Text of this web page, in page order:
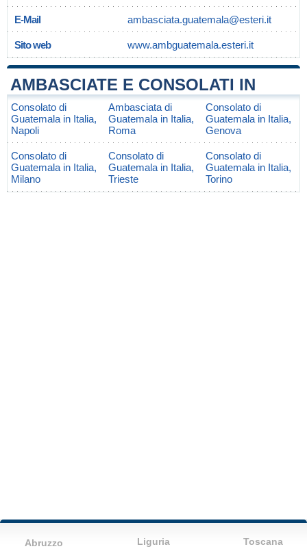
E-Mail ambasciata.guatemala@esteri.it
Sito web www.ambguatemala.esteri.it
AMBASCIATE E CONSOLATI IN
Consolato di
Guatemala in Italia,
Napoli
Ambasciata di
Guatemala in Italia,
Roma
Consolato di
Guatemala in Italia,
Genova
Consolato di
Guatemala in Italia,
Milano
Consolato di
Guatemala in Italia,
Trieste
Consolato di
Guatemala in Italia,
Torino
Abruzzo Liguria Toscana